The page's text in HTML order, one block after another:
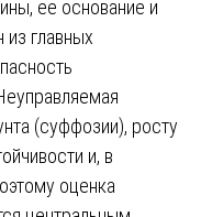
ее основание и
главных
(суффозии), росту
и, в
оценка